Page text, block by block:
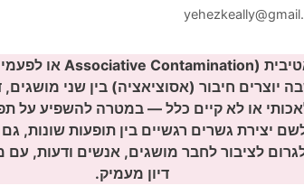
יוצרים חיבור (אסוציאציה) בין שני
יצירת גשרים רגשיים בין תופעות שונות,
לציבור לחבר מושגים, אנשים ודעות, עם
דיון מעמיק.